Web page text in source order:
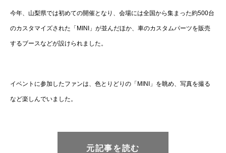
今年、山梨県では初めての開催となり、会場には全国から集まった約500台
のカスタマイズされた「MINI」が並んだほか、車のカスタムパーツを販売
するブースなどが設けられました。
イベントに参加したファンは、色とりどりの「MINI」を眺め、写真を撮る
など楽しんでいました。
元記事を読む